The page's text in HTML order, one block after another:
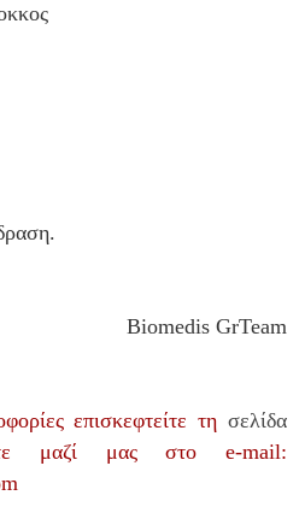
Biomedis GrTeam
επισκεφτείτε τη σελίδα
μαζί μας στο e-mail: